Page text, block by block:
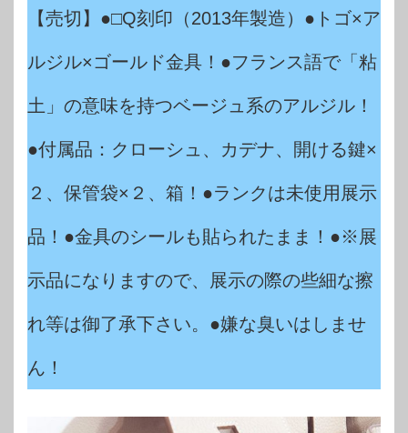
【売切】●□Q刻印（2013年製造）●トゴ×ア
ルジル×ゴールド金具！●フランス語で「粘
土」の意味を持つベージュ系のアルジル！
●付属品：クローシュ、カデナ、開ける鍵×
２、保管袋×２、箱！●ランクは未使用展示
品！●金具のシールも貼られたまま！●※展
示品になりますので、展示の際の些細な擦
れ等は御了承下さい。●嫌な臭いはしませ
ん！